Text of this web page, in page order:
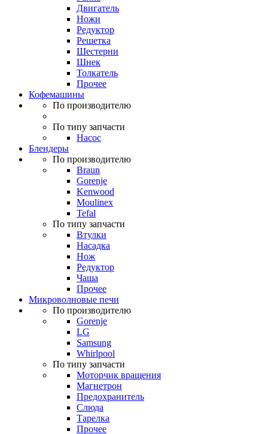
Двигатель
Ножи
Редуктор
Решетка
Шестерни
Шнек
Толкатель
Прочее
Кофемашины
По производителю
По типу запчасти
Насос
Блендеры
По производителю
Braun
Gorenje
Kenwood
Moulinex
Tefal
По типу запчасти
Втулки
Насадка
Нож
Редуктор
Чаша
Прочее
Микроволновые печи
По производителю
Gorenje
LG
Samsung
Whirlpool
По типу запчасти
Моторчик вращения
Магнетрон
Предохранитель
Слюда
Тарелка
Прочее